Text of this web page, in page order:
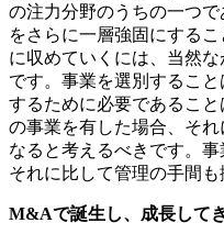
の注力分野のうちの一つ
をさらに一層強固にする
に収めていくには、当然
です。事業を選別するこ
するために必要であるこ
の事業を有した場合、そ
なると考えるべきです。事
それに比して管理の手間も
M&Aで誕生し、成長して